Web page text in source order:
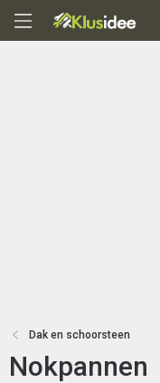
Dak en schoorsteen
Nokpannen